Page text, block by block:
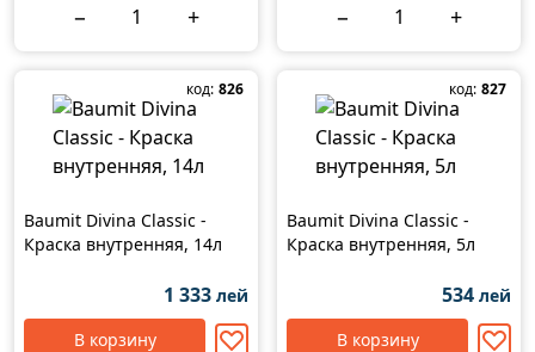
− + − +
код: 826
Baumit Divina Classic -
Краска внутренняя, 14л
1 333 лей
В корзину
код: 827
Baumit Divina Classic -
Краска внутренняя, 5л
534 лей
В корзину